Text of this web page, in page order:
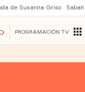
de Susanna Griso
PROGRAMACIÓN TV